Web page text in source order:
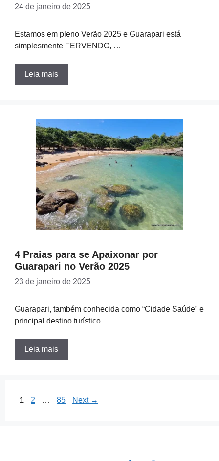
24 de janeiro de 2025
Estamos em pleno Verão 2025 e Guarapari está
simplesmente FERVENDO, …
Leia mais
4 Praias para se Apaixonar por
Guarapari no Verão 2025
23 de janeiro de 2025
Guarapari, também conhecida como “Cidade Saúde” e
principal destino turístico …
Leia mais
Page
1 Page
2 … Page
85 Next →